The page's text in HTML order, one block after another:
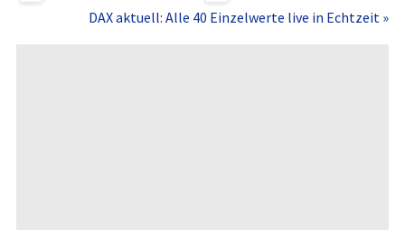
DAX aktuell: Alle 40 Einzelwerte live in Echtzeit »